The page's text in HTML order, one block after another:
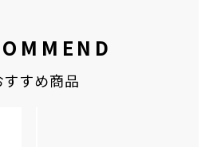
すすめ商品